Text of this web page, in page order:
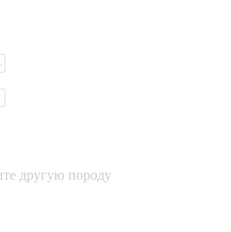
другую породу